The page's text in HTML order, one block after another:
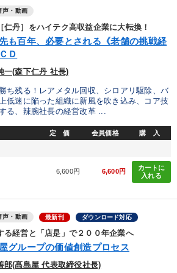
事業家のロマンと経営
る経営150の言葉＋社長のスピーチ・話材
行対策」＋「不動産市況予測」＋「市場
大竹愼一書籍 147回春季大会
声・動画
仁丹］をハイテク高収益企業に大転換！
も百年、必要とされる《老舗の挑戦経
Ｄ
一(森下仁丹 社長)
ち残る！レアメタル回収、シロアリ駆除、バ
迷に陥った組織に新風を吹き込み、コア技
る、辣腕社長の経営改革 ...
定 価 会員価格 購 入
6,600円 6,600円
カートに
入れる
声・動画 最新刊 ダウンロード対応
る経営と「店是」で２００年企業へ
グループの価値創造プロセス
郎(髙島屋 代表取締役社長)